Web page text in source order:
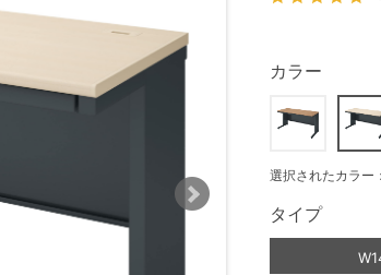
カラー
選択されたカラー
タイプ